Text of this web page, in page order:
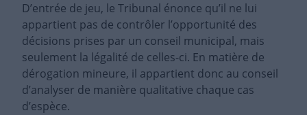
D’entrée de jeu, le Tribunal énonce qu’il ne lui
appartient pas de contrôler l’opportunité des
décisions prises par un conseil municipal, mais
seulement la légalité de celles-ci. En matière de
dérogation mineure, il appartient donc au conseil
d’analyser de manière qualitative chaque cas
d’espèce.